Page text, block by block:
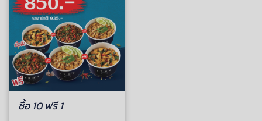
ซื้อ 10 ฟรี 1